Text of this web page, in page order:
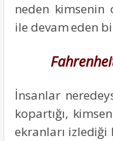
neden kimsenin
ile devam eden
İnsanlar
kopartığı,
ekranları